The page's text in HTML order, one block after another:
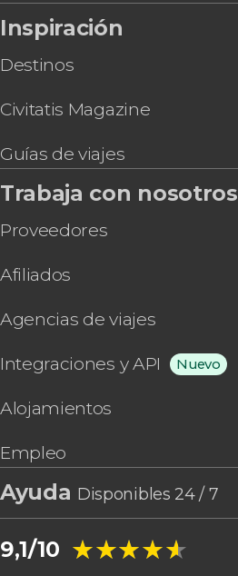
Inspiración
Destinos
Civitatis Magazine
Guías de viajes
Trabaja con nosotros
Proveedores
Afiliados
Agencias de viajes
Integraciones y API Nuevo
Alojamientos
Empleo
Ayuda Disponibles 24 / 7
9,1/10 ★★★★★
★★★★★